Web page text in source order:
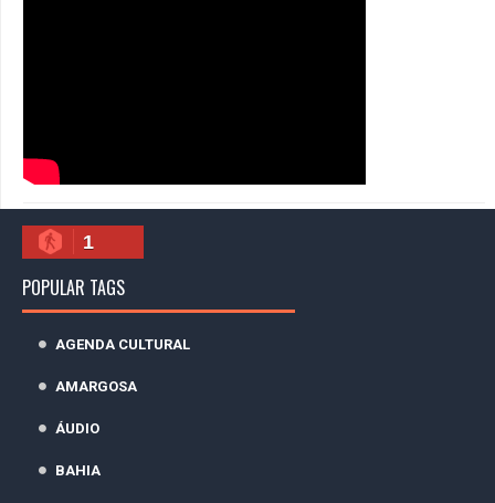
1
POPULAR TAGS
AGENDA CULTURAL
AMARGOSA
ÁUDIO
BAHIA